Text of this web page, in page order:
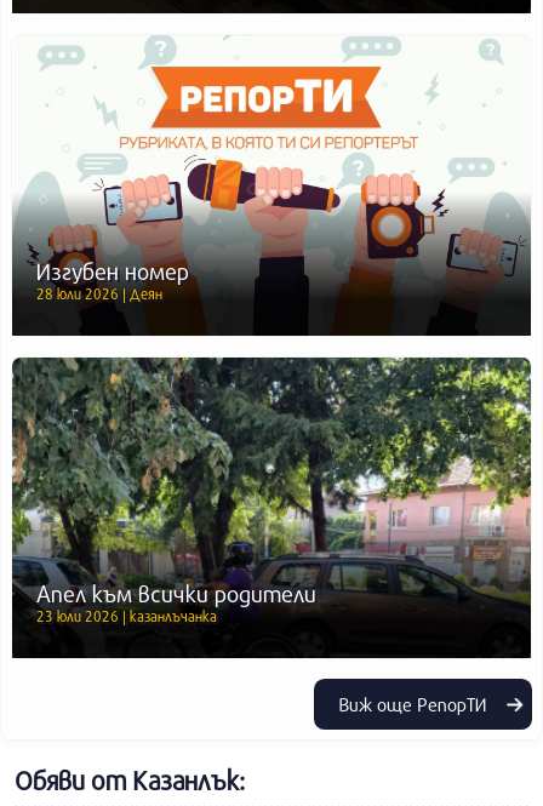
Изгубен номер
28 юли 2026 | Деян
Апел към всички родители
23 юли 2026 | казанлъчанка
Виж още РепорТИ
Обяви от Казанлък: